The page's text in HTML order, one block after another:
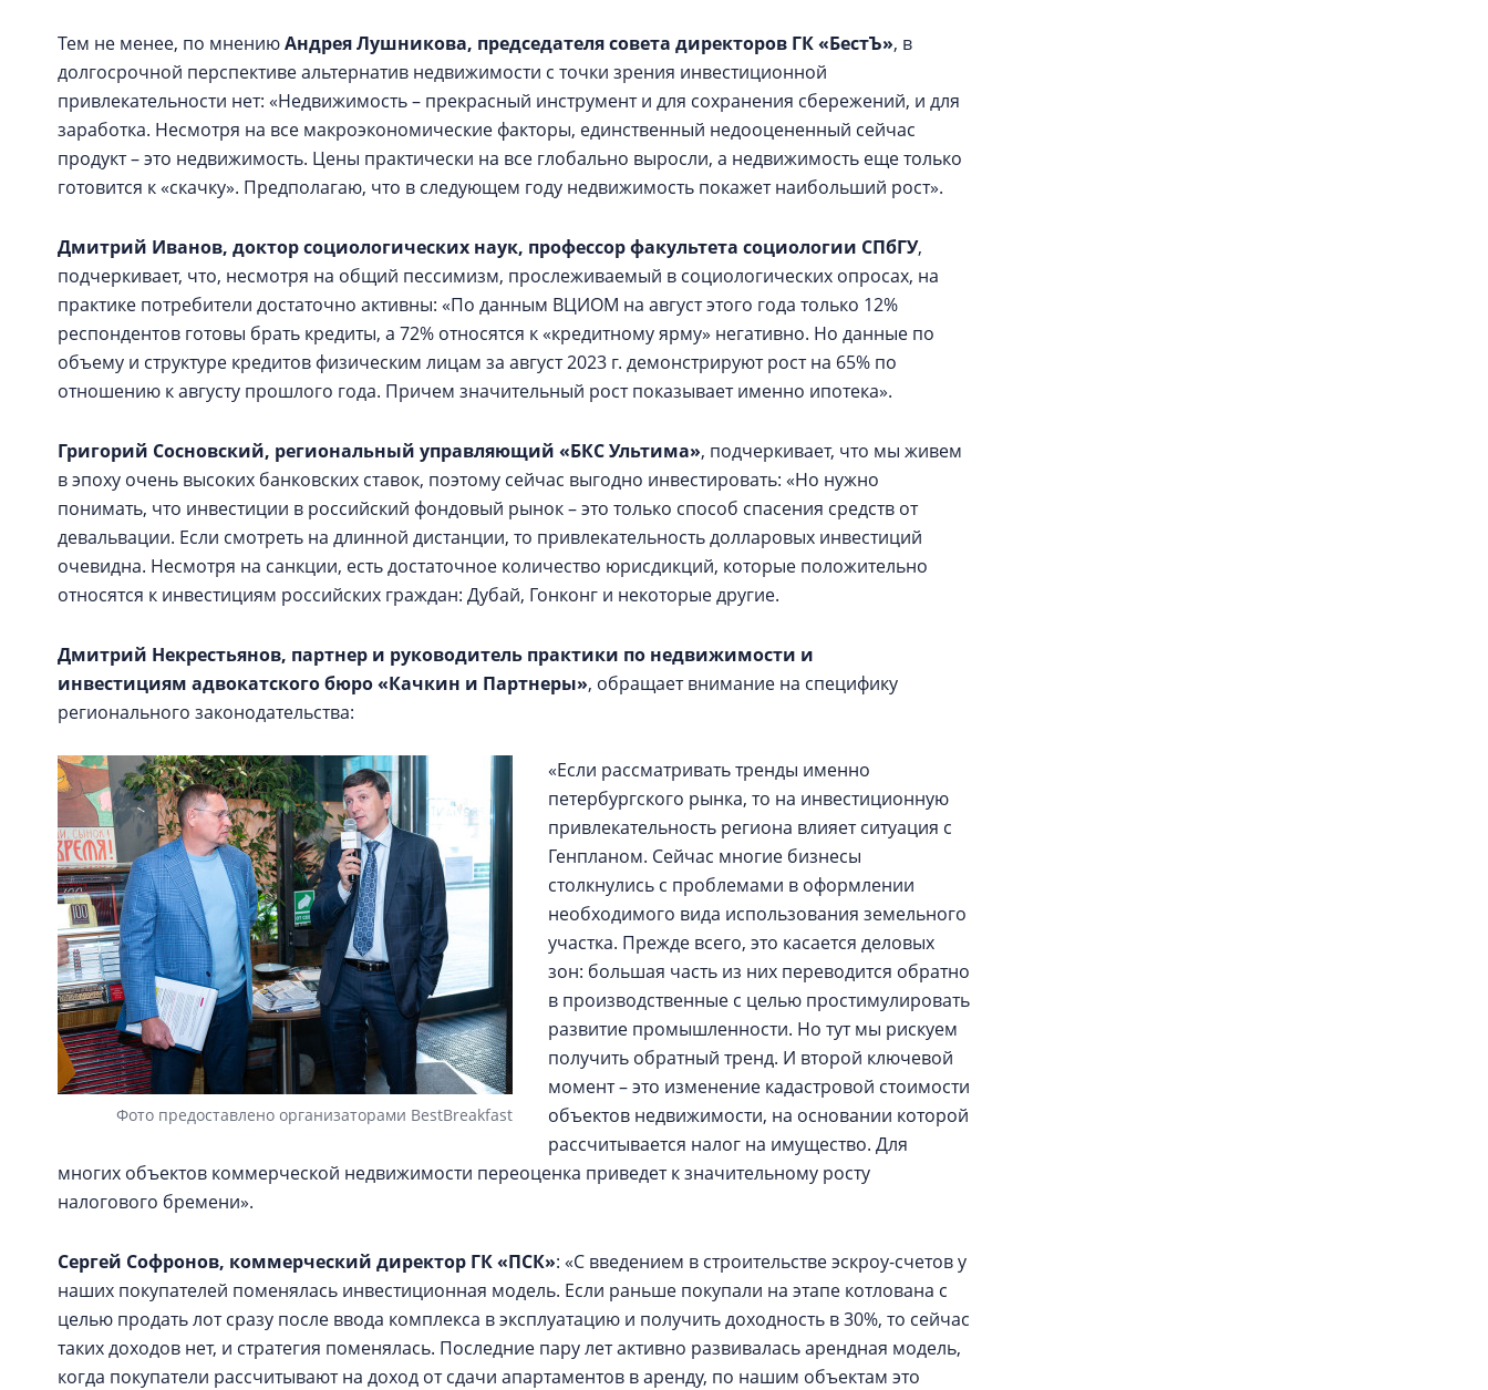
Тем не менее, по мнениюАндрея Лушникова, председателя совета директоров ГК «БестЪ», в
долгосрочной перспективе альтернатив недвижимости с точки зрения инвестиционной
привлекательности нет: «Недвижимость – прекрасный инструмент и для сохранения сбережений, и для
заработка. Несмотря на все макроэкономические факторы, единственный недооцененный сейчас
продукт – это недвижимость. Цены практически на все глобально выросли, а недвижимость еще только
готовится к «скачку». Предполагаю, что в следующем году недвижимость покажет наибольший рост».
Дмитрий Иванов, доктор социологических наук, профессор факультета социологии СПбГУ,
подчеркивает, что, несмотря на общий пессимизм, прослеживаемый в социологических опросах, на
практике потребители достаточно активны: «По данным ВЦИОМ на август этого года только 12%
респондентов готовы брать кредиты, а 72% относятся к «кредитному ярму» негативно. Но данные по
объему и структуре кредитов физическим лицам за август 2023 г. демонстрируют рост на 65% по
отношению к августу прошлого года. Причем значительный рост показывает именно ипотека».
Григорий Сосновский, региональный управляющий «БКС Ультима», подчеркивает, что мы живем
в эпоху очень высоких банковских ставок, поэтому сейчас выгодно инвестировать: «Но нужно
понимать, что инвестиции в российский фондовый рынок – это только способ спасения средств от
девальвации. Если смотреть на длинной дистанции, то привлекательность долларовых инвестиций
очевидна. Несмотря на санкции, есть достаточное количество юрисдикций, которые положительно
относятся к инвестициям российских граждан: Дубай, Гонконг и некоторые другие.
Дмитрий Некрестьянов, партнер и руководитель практики по недвижимости и
инвестициям адвокатского бюро «Качкин и Партнеры», обращает внимание на специфику
регионального законодательства:
Фото предоставлено организаторами BestBreakfast
«Если рассматривать тренды именно
петербургского рынка, то на инвестиционную
привлекательность региона влияет ситуация с
Генпланом. Сейчас многие бизнесы
столкнулись с проблемами в оформлении
необходимого вида использования земельного
участка. Прежде всего, это касается деловых
зон: большая часть из них переводится обратно
в производственные с целью простимулировать
развитие промышленности. Но тут мы рискуем
получить обратный тренд. И второй ключевой
момент – это изменение кадастровой стоимости
объектов недвижимости, на основании которой
рассчитывается налог на имущество. Для
многих объектов коммерческой недвижимости переоценка приведет к значительному росту
налогового бремени».
Сергей Софронов, коммерческий директор ГК «ПСК»: «С введением в строительстве эскроу-счетов у
наших покупателей поменялась инвестиционная модель. Если раньше покупали на этапе котлована с
целью продать лот сразу после ввода комплекса в эксплуатацию и получить доходность в 30%, то сейчас
таких доходов нет, и стратегия поменялась. Последние пару лет активно развивалась арендная модель,
когда покупатели рассчитывают на доход от сдачи апартаментов в аренду, по нашим объектам это